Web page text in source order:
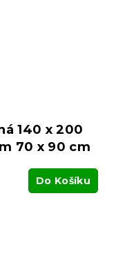
140 x 200
70 x 90 cm
Do Košíku